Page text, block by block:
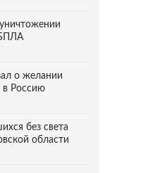
о желании
в Россию
без света
области